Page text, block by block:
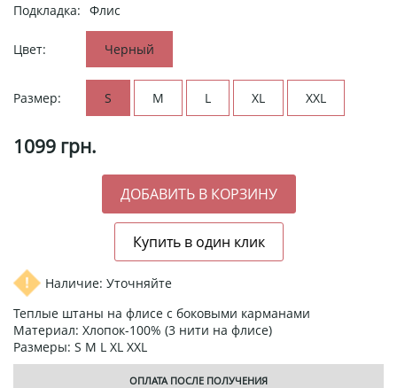
Подкладка: Флис
Цвет: Черный
Размер: S M L XL XXL
1099 грн.
Наличие: Уточняйте
Теплые штаны на флисе с боковыми карманами
Материал: Хлопок-100% (3 нити на флисе)
Размеры: S M L XL XXL
ОПЛАТА ПОСЛЕ ПОЛУЧЕНИЯ